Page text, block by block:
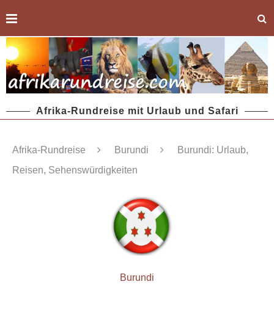
Afrika-Rundreise mit Urlaub und Safari
Afrika-Rundreise Burundi
Burundi: Urlaub,
Reisen, Sehenswürdigkeiten
Burundi